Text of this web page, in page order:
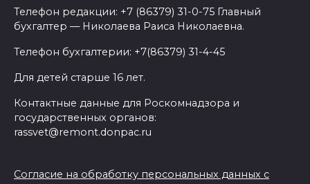
Телефон редакции: +7 (86379) 31-0-75 Главный
бухгалтер — Николаева Раиса Николаевна.
Телефон бухгалтерии: +7(86379) 31-4-45
Для детей старше 16 лет.
Контактные данные для Роскомнадзора и
государственных органов:
rassvet@remont.donpac.ru
Согласие на обработку персональных данных с